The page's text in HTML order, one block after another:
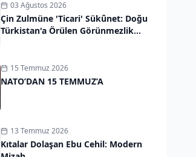
03 Ağustos 2026
Çin Zulmüne 'Ticari' Sükûnet: Doğu
Türkistan'a Örülen Görünmezlik
15 Temmuz 2026
NATO’DAN 15 TEMMUZ’A
13 Temmuz 2026
Kıtalar Dolaşan Ebu Cehil: Modern